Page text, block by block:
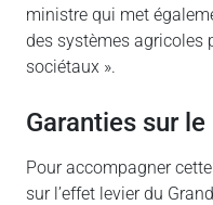
ministre qui met
des systèmes agricoles
sociétaux ».
Garanties sur le
Pour accompagner
sur l’effet levier du